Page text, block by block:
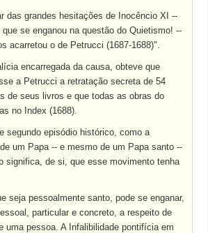
das grandes hesitações de Inocêncio XI --
se enganou na questão do Quietismo! --
acarretou o de Petrucci (1687-1688)".
encarregada da causa, obteve que
a Petrucci a retratação secreta de 54
de seus livros e que todas as obras do
no Index (1688).
segundo episódio histórico, como a
um Papa -- e mesmo de um Papa santo --
significa, de si, que esse movimento tenha
seja pessoalmente santo, pode se enganar,
particular e concreto, a respeito de
uma pessoa. A Infalibilidade pontifícia em